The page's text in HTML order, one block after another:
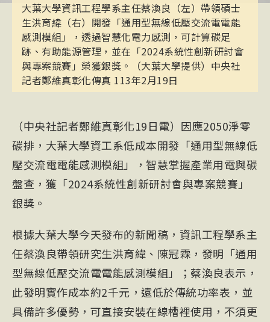
大葉大學資訊工程學系主任蔡渙良（左）帶領碩士
生洪育緯（右）開發「通用型無線低壓交流電電能
感測模組」，透過智慧化電力感測，可計算碳足
跡、有助能源管理，並在「2024系統性創新研討會
與專案競賽」榮獲銀獎。（大葉大學提供）中央社
記者鄭維真彰化傳真 113年2月19日
（中央社記者鄭維真彰化19日電）因應2050淨零
碳排，大葉大學資工系低成本開發「通用型無線低
壓交流電電能感測模組」，智慧掌握產業用電與碳
盤查，獲「2024系統性創新研討會與專案競賽」
銀獎。
根據大葉大學今天發布的新聞稿，資訊工程學系主
任蔡渙良帶領研究生洪育緯、陳冠霖，發明「通用
型無線低壓交流電電能感測模組」；蔡渙良表示，
此發明實作成本約2千元，遠低於傳統功率表，並
具備許多優勢，可直接安裝在線槽裡使用，不須更